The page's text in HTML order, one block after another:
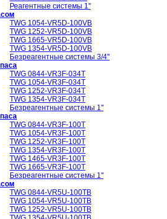
Реагентные системы 1''
TWG 1054-VR5D-100VB
TWG 1252-VR5D-100VB
TWG 1665-VR5D-100VB
TWG 1354-VR5D-100VB
Безреагентные системы 3/4''
TWG 0844-VR3F-034T
TWG 1054-VR3F-034T
TWG 1252-VR3F-034T
TWG 1354-VR3F-034T
Безреагентные системы 1''
TWG 0844-VR3F-100T
TWG 1054-VR3F-100T
TWG 1252-VR3F-100T
TWG 1354-VR3F-100T
TWG 1465-VR3F-100T
TWG 1665-VR3F-100T
Безреагентные системы 1''
TWG 0844-VR5U-100TB
TWG 1054-VR5U-100TB
TWG 1252-VR5U-100TB